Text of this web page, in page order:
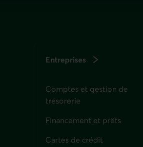
Entreprises
Comptes et gestion de
trésorerie
Financement et prêts
Cartes de crédit